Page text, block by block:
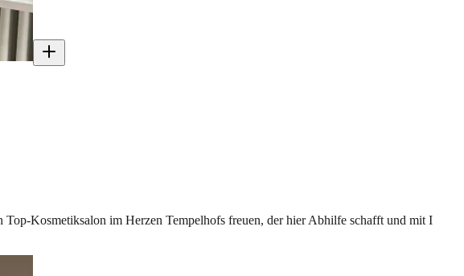
Top-Kosmetiksalon im Herzen Tempelhofs freuen, der hier Abhilfe schafft und mit I